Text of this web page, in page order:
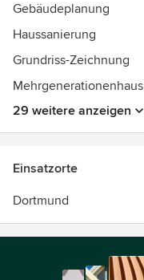
Gebäudeplanung
Haussanierung
Grundriss-Zeichnung
Mehrgenerationenhaus
29 weitere anzeigen
Einsatzorte
Dortmund